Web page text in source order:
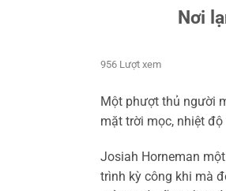
Nơi
956 Lượt xem
Một phượt thủ người
mặt trời mọc, nhiệt
Josiah Horneman
trình kỳ công khi mà